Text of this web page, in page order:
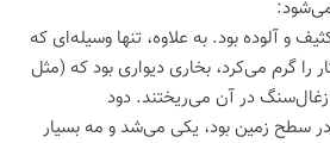
می‌شود:
و آلوده بود. به علاوه، تنها وسیله‌ای که
را گرم می‌کرد، بخاری دیواری بود که (مثل
در آن می‌ریختند. دود
در سطح زمین بود، یکی می‌شد و مه بسیار